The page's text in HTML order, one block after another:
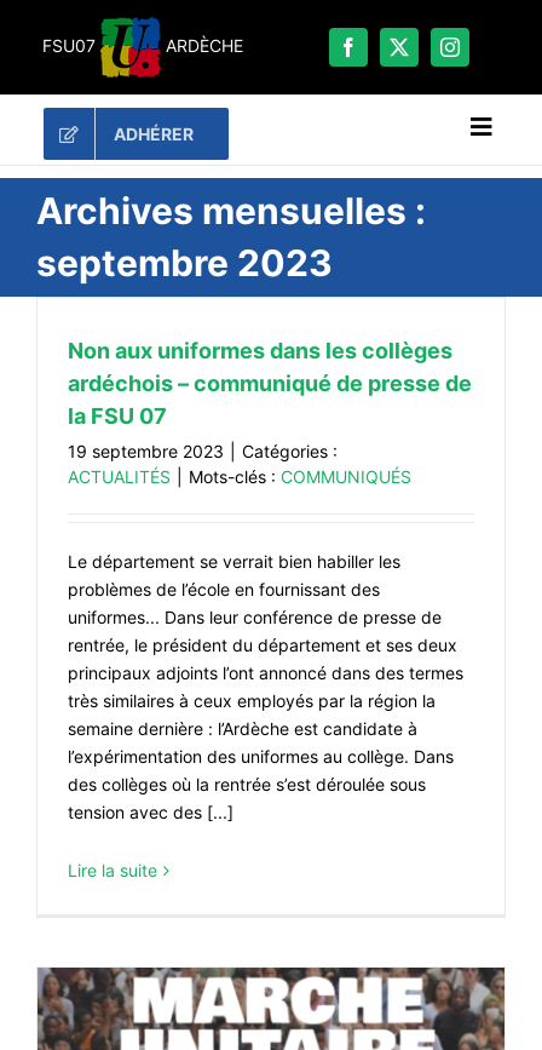
FSU07 ARDÈCHE
ADHÉRER
RECHERCHER:
LES UNES
LA FSU 07
DOSSIERS
PUBLICATIONS
CONTACT
#VOS ÉLUES
#FORMATION
#COMMUNIQUÉS
#ÉLECTIONS
#MÉDIAS
#DÉBATS
Archives mensuelles :
septembre 2023
Non aux uniformes dans les collèges
ardéchois – communiqué de presse de
la FSU 07
19 septembre 2023
Catégories :
ACTUALITÉS
Mots-clés : COMMUNIQUÉS
Le département se verrait bien habiller les
problèmes de l’école en fournissant des
uniformes... Dans leur conférence de presse de
rentrée, le président du département et ses deux
principaux adjoints l’ont annoncé dans des termes
très similaires à ceux employés par la région la
semaine dernière : l’Ardèche est candidate à
l’expérimentation des uniformes au collège. Dans
des collèges où la rentrée s’est déroulée sous
tension avec des [...]
Lire la suite